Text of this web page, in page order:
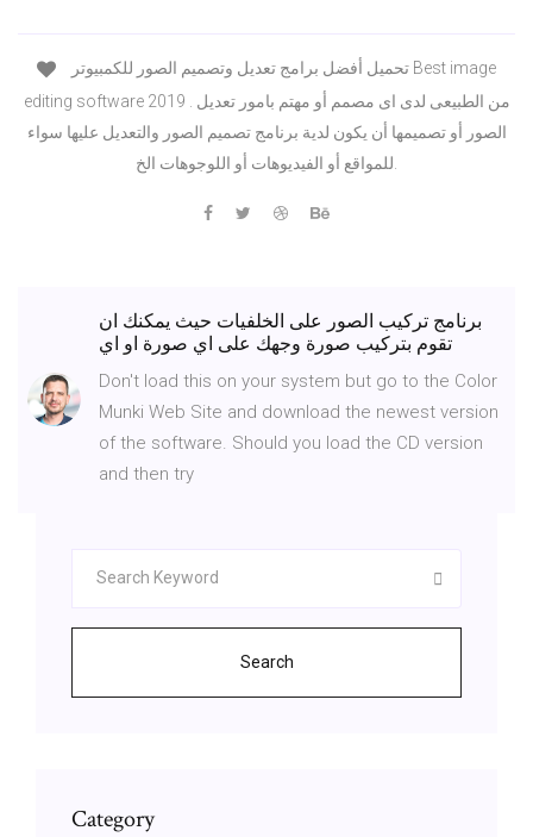
editing software 2019 . من الطبيعى لدى اى مصمم أو مهتم بامور تعديل
الصور أو تصميمها أن يكون لدية برنامج تصميم الصور والتعديل عليها سواء
برنامج تركيب الصور على الخلفيات حيث يمكنك ان
تقوم بتركيب صورة وجهك على اي صورة او اي
Don't load this on your system but go to the Color
Munki Web Site and download the newest version
of the software. Should you load the CD version
and then try
Search
Category